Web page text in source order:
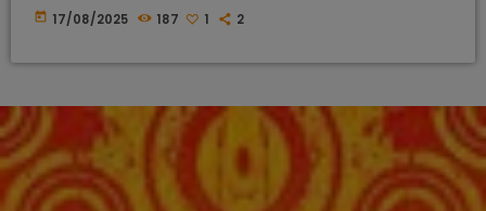
today 17/08/2025 187 1 2